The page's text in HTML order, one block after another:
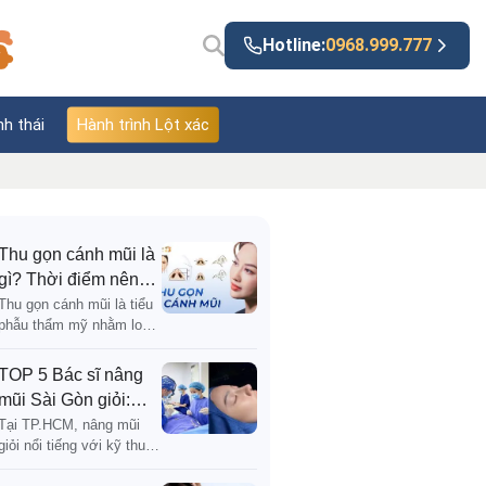
Hotline:0968.999.777
thái Hành trình Lột xác
gọn cánh mũi là
Thời điểm nên
hiện và những
điều cần biết
gọn cánh mũi là tiểu
phẫu thẩm mỹ nhằm loại
mềm dư thừa ở chân
cánh mũi, thu hẹp chiều
ngang và tạo sự cân đối
5 Bác sĩ nâng
mũi Sài Gòn giỏi:
chuẩn chọn
gia & Danh
TP.HCM, nâng mũi
nổi tiếng với kỹ thuật